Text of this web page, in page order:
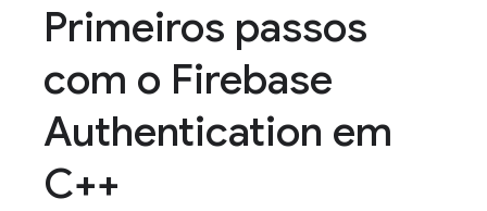
Primeiros passos
com o Firebase
Authentication em
C++